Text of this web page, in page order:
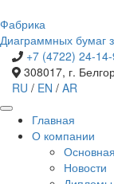
Фабрика
Диаграммных бумаг
+7 (4722) 24-
308017, г.
RU / EN / AR
Главная
О компании
Новости